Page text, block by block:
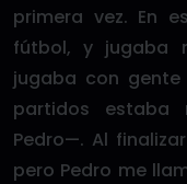
primera vez. En
fútbol, y jugaba
jugaba con gente
partidos estaba
Pedro—. Al
pero Pedro me